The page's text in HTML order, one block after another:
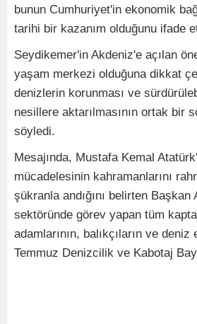
bunun Cumhuriyet'in ekonomik
tarihi bir kazanım olduğunu ifade
Seydikemer'in Akdeniz'e açılan
yaşam merkezi olduğuna dikkat
denizlerin korunması ve
nesillere aktarılmasının ortak bir
söyledi.
Mesajında, Mustafa Kemal
mücadelesinin kahramanlarını
şükranla andığını belirten
sektöründe görev yapan tüm
adamlarının, balıkçıların ve
Temmuz Denizcilik ve Kabotaj